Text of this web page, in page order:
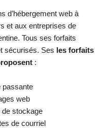
d’hébergement web à
et aux entreprises de
Tous ses forfaits
sécurisés. Ses les forfaits
:
passante
web
de stockage
de courriel